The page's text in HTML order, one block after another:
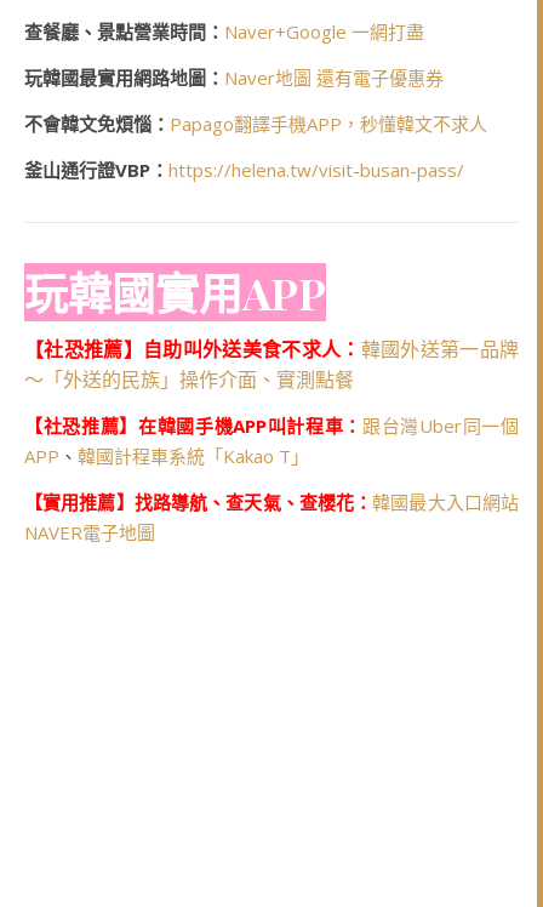
查餐廳、景點營業時間： Naver+Google 一網打盡
玩韓國最實用網路地圖： Naver地圖 還有電子優惠券
不會韓文免煩惱： Papago翻譯手機APP，秒懂韓文不求人
釜山通行證VBP： https://helena.tw/visit-busan-pass/
玩韓國實用APP
【社恐推薦】自助叫外送美食不求人： 韓國外送第一品牌
～「外送的民族」操作介面、實測點餐
【社恐推薦】在韓國手機APP叫計程車： 跟台灣Uber同一個
APP 、 韓國計程車系統「Kakao T」
【實用推薦】找路導航、查天氣、查櫻花：韓國最大入口網站
NAVER電子地圖